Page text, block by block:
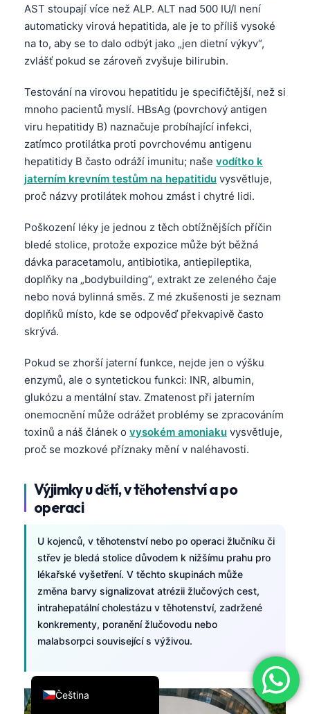
AST stoupají více než ALP. ALT nad 500 IU/l není
automaticky virová hepatitida, ale je to příliš vysoké
na to, aby se to dalo odbýt jako „jen dietní výkyv“,
zvlášť pokud se zároveň zvyšuje bilirubin.
Testování na virovou hepatitidu je specifičtější, než si
mnoho pacientů myslí. HBsAg (povrchový antigen
viru hepatitidy B) naznačuje probíhající infekci,
zatímco protilátka proti povrchovému antigenu
hepatitidy B často odráží imunitu; naše vodítko k
jaterním krevním testům na hepatitidu vysvětluje,
proč názvy protilátek mohou zmást i chytré lidi.
Poškození léky je jednou z těch obtížnějších příčin
bledé stolice, protože expozice může být běžná
dávka paracetamolu, antibiotika, antiepileptika,
doplňky na „bodybuilding“, extrakt ze zeleného čaje
nebo nová bylinná směs. Z mé zkušenosti je seznam
doplňků místo, kde se odpověď překvapivě často
skrývá.
Pokud se zhorší jaterní funkce, nejde jen o výšku
enzymů, ale o syntetickou funkci: INR, albumin,
glukózu a mentální stav. Zmatenost při jaterním
onemocnění může odrážet problémy se zpracováním
toxinů a náš článek o vysokém amoniaku vysvětluje,
proč se mozkové příznaky mění v naléhavosti.
Výjimky u dětí, v těhotenství a po
operaci
U kojenců, v těhotenství nebo po operaci žlučníku či
střev je bledá stolice důvodem k nižšímu prahu pro
lékařské vyšetření. V těchto skupinách může
změna barvy signalizovat atrézii žlučových cest,
intrahepatální cholestázu v těhotenství, zadržené
konkrementy, poranění žlučovodu nebo
malabsorpci související s výživou.
Čeština
Deutsch
العربية
Français
עִבְרִית
Italiano
Español
Português
Ελληνικά
Română
简体中文
فارسی
Български
Nederlands
Bahasa Indonesia
Հայերեն
Svenska
Bosanski
Azərbaycan dili
Eesti
日本語
Lietuvių kalba
Polski